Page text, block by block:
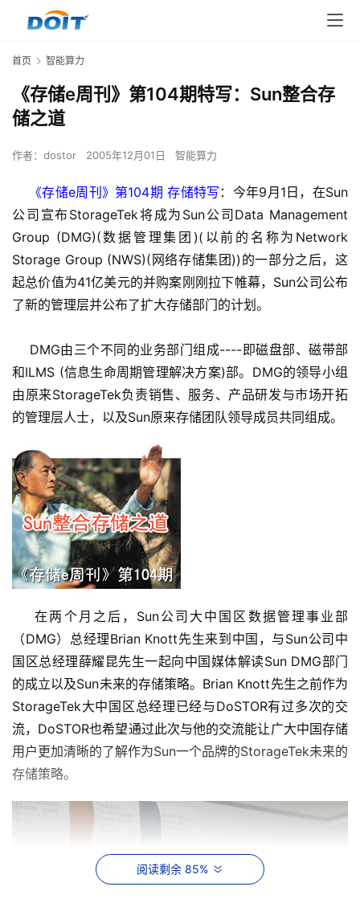
首页 智能算力
《存储e周刊》第104期特写：Sun整合存
储之道
作者： dostor 2005年12月01日 智能算力
《存储e周刊》第104期 存储特写 ：今年9月1日，在Sun
公司宣布StorageTek将成为Sun公司Data Management
Group (DMG)(数据管理集团)(以前的名称为Network
Storage Group (NWS)(网络存储集团))的一部分之后，这
起总价值为41亿美元的并购案刚刚拉下帷幕，Sun公司公布
了新的管理层并公布了扩大存储部门的计划。
DMG由三个不同的业务部门组成----即磁盘部、磁带部
和ILMS (信息生命周期管理解决方案)部。DMG的领导小组
由原来StorageTek负责销售、服务、产品研发与市场开拓
的管理层人士，以及Sun原来存储团队领导成员共同组成。
在两个月之后，Sun公司大中国区数据管理事业部
（DMG）总经理Brian Knott先生来到中国，与Sun公司中
国区总经理薛耀昆先生一起向中国媒体解读Sun DMG部门
的成立以及Sun未来的存储策略。Brian Knott先生之前作为
StorageTek大中国区总经理已经与DoSTOR有过多次的交
流，DoSTOR也希望通过此次与他的交流能让广大中国存储
用户更加清晰的了解作为Sun一个品牌的StorageTek未来的
存储策略。
阅读剩余 85%